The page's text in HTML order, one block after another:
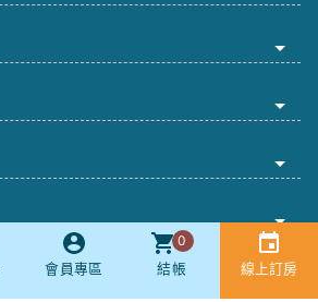
會員專區
0
結帳
線上訂房